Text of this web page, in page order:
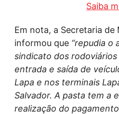
Saiba
Em nota, a Secretaria de
informou que “repudia o
sindicato dos
entrada e saída de
Lapa e nos terminais
Salvador. A pasta tem a
realização do